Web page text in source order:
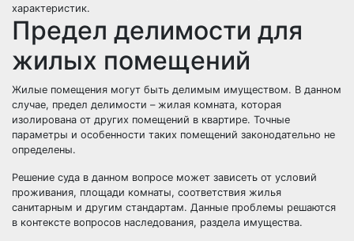
характеристик.
Предел делимости для
жилых помещений
Жилые помещения могут быть делимым имуществом. В данном
случае, предел делимости – жилая комната, которая
изолирована от других помещений в квартире. Точные
параметры и особенности таких помещений законодательно не
определены.
Решение суда в данном вопросе может зависеть от условий
проживания, площади комнаты, соответствия жилья
санитарным и другим стандартам. Данные проблемы решаются
в контексте вопросов наследования, раздела имущества.